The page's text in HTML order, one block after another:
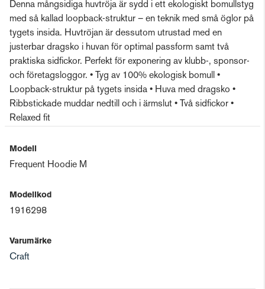
Denna mångsidiga huvtröja är sydd i ett ekologiskt bomullstyg
med så kallad loopback-struktur – en teknik med små öglor på
tygets insida. Huvtröjan är dessutom utrustad med en
justerbar dragsko i huvan för optimal passform samt två
praktiska sidfickor. Perfekt för exponering av klubb-, sponsor-
och företagsloggor. • Tyg av 100% ekologisk bomull •
Loopback-struktur på tygets insida • Huva med dragsko •
Ribbstickade muddar nedtill och i ärmslut • Två sidfickor •
Relaxed fit
Modell
Frequent Hoodie M
Modellkod
1916298
Varumärke
Craft